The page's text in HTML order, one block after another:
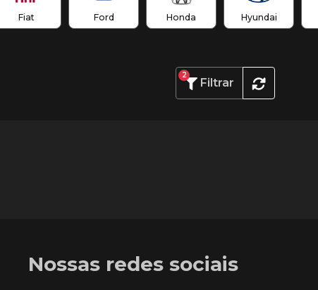
Fiat Ford Honda Hyundai
Filtrar
2
Nossas redes sociais